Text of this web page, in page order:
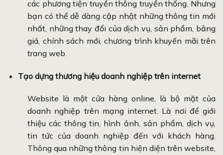
các phương tiện truyền thông truyền thống. Nhưng
bạn có thể dễ dàng cập nhật những thông tin mới
nhất, những thay đổi của dịch vụ, sản phẩm, bảng
giá, chính sách mới, chương trình khuyến mãi trên
trang web.
Tạo dựng thương hiệu doanh nghiệp trên internet
Website là một cửa hàng online, là bộ mặt của
doanh nghiệp trên mạng internet. Là nơi để giới
thiệu các thông tin, hình ảnh, sản phẩm, dịch vụ,
tin tức của doanh nghiệp đến với khách hàng.
Thông qua những thông tin hiện diện trên website,